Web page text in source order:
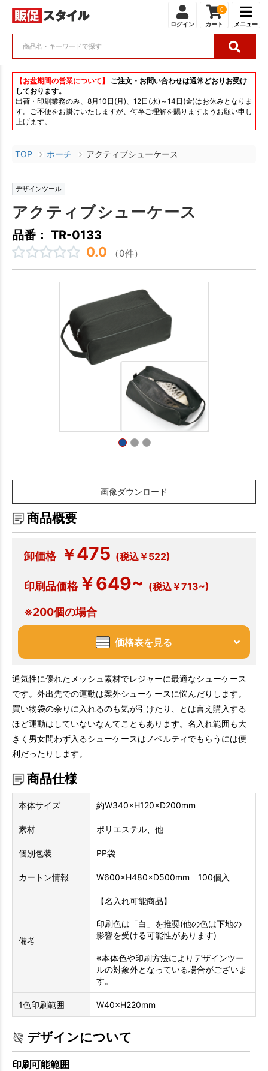
ログイン
0
カート メニュー
【お盆期間の営業について】
ご注文・お問い合わせは通常どおりお受け
しております。
出荷・印刷業務のみ、8月10日(月)、12日(水)～14日(金)はお休みとなりま
す。ご不便をお掛けいたしますが、何卒ご理解を賜りますようお願い申し
上げます。
TOP ポーチ アクティブシューケース
デザインツール
アクティブシューケース
品番： TR-0133
0.0 （0件）
画像ダウンロード
商品概要
卸価格 ￥475 (税込￥522)
印刷品価格￥649~ (税込￥713~)
※200個の場合
価格表を見る
通気性に優れたメッシュ素材でレジャーに最適なシューケース
です。外出先での運動は案外シューケースに悩んだりします。
買い物袋の余りに入れるのも気が引けたり、とは言え購入する
ほど運動はしていないなんてこともあります。名入れ範囲も大
きく男女問わず入るシューケースはノベルティでもらうには便
利だったりします。
商品仕様
本体サイズ 約W340×H120×D200mm
素材 ポリエステル、他
個別包装 PP袋
カートン情報 W600×H480×D500mm 100個入
備考
【名入れ可能商品】
印刷色は「白」を推奨(他の色は下地の
影響を受ける可能性があります)
※本体色や印刷方法によりデザインツー
ルの対象外となっている場合がございま
す。
1色印刷範囲 W40×H220mm
デザインについて
印刷可能範囲